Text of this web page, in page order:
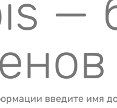
—
введите имя